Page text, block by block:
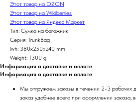
Этот товар на OZON
Этот товар на Wildberries
Этот товар на Яндекс Маркет
Тип: Сумка на багажник
Серия: TrunkBag
lwh: 380x250x240 mm
Weight: 1300 g
Информация о доставке и оплате
Информация о доставке и оплате
Мы отгружаем заказы в течении 2-3 рабочих
заказ удобнее всего при оформлении заказа,